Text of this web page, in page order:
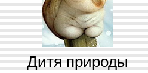
Дитя природы